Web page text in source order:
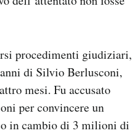
procedimenti giudiziari,
di Silvio Berlusconi,
mesi. Fu accusato
per convincere un
in cambio di 3 milioni di